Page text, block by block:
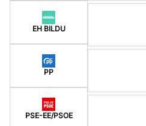
EH BILDU
PP
PSE-EE/PSOE